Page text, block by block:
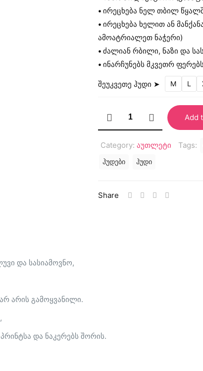
₾95.00.
• ირეცხება ნელ თბილ
• ირეცხება ხელით ან
ამოატრიალეთ ნაჭერი)
• ძალიან რბილი, ნაზი და
• ინარჩუნებს მკვეთრ
შეუკვეთე ჰუდი ➤ M L
2"
ჰუდი
quantity
Add
Category: აუთლეტი Tags:
ჰუდები ჰუდი
Share
და სასიამოვნო,
არის გამოყვანილი.
და ნაკერებს შორის.